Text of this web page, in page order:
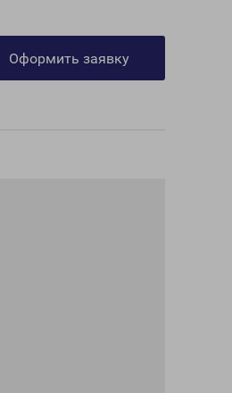
Оформить заявку